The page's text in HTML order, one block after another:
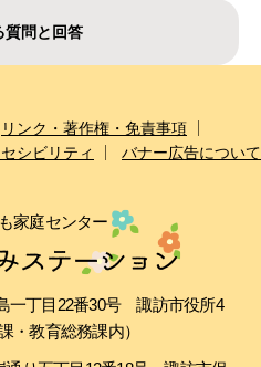
質問と回答
リンク・著作権・免責事項
シビリティ バナー広告について
家庭センター
一丁目22番30号 諏訪市役所4
・教育総務課内）